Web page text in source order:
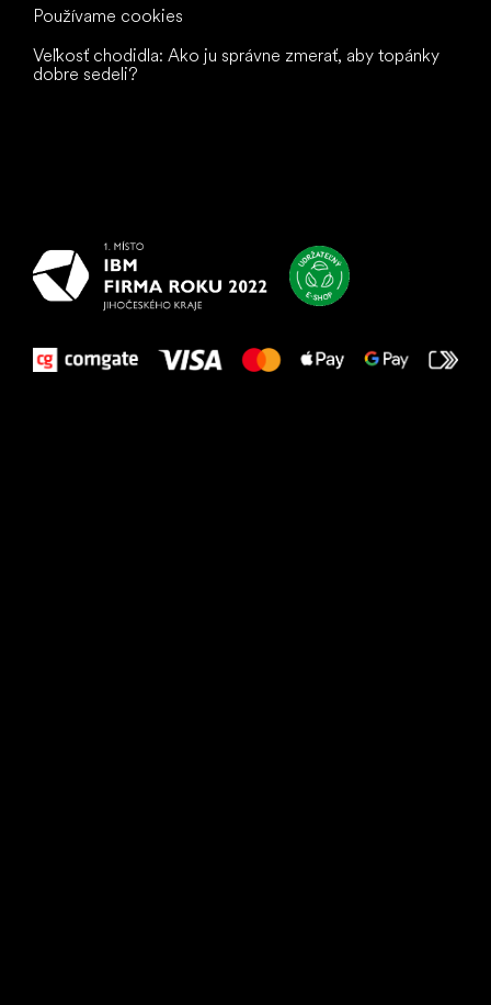
Používame cookies
Veľkosť chodidla: Ako ju správne zmerať, aby topánky
dobre sedeli?